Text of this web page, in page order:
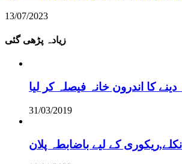
13/07/2023
زیادہ پڑھی گئی
کا اندرون خانہ فیصلہ کر لیا
31/03/2019